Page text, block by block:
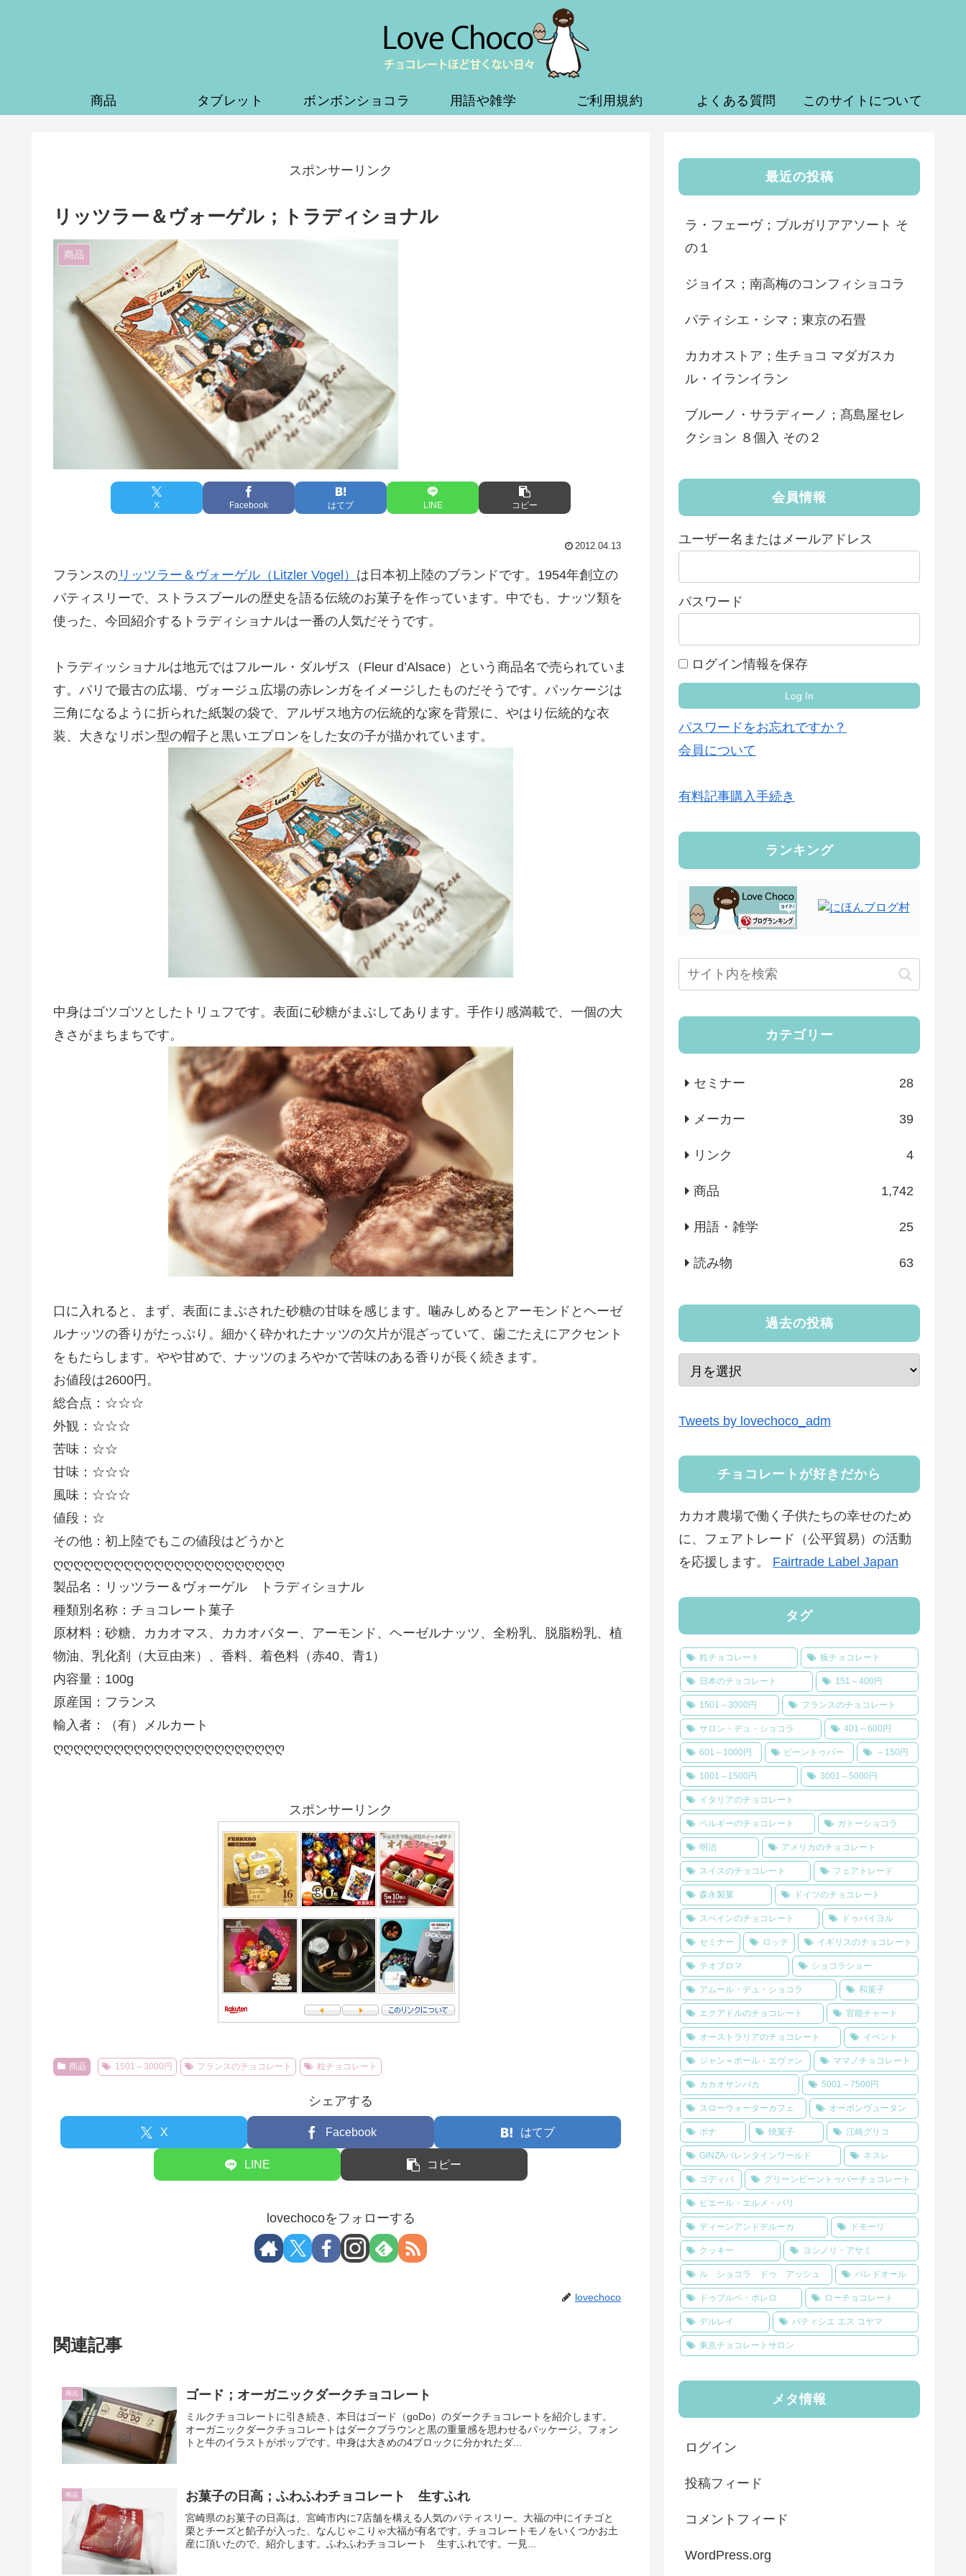
商品 タブレット ボンボンショコラ 用語や雑学 ご利用規約 よくある質問 このサイトについて
スポンサーリンク
リッツラー＆ヴォーゲル；トラディショナル
商品
X Facebook はてブ LINE コピー
2012.04.13
フランスの リッツラー＆ヴォーゲル（Litzler Vogel） は日本初上陸のブランドです。1954年創立の
パティスリーで、ストラスブールの歴史を語る伝統のお菓子を作っています。中でも、ナッツ類を
使った、今回紹介するトラディショナルは一番の人気だそうです。
トラディッショナルは地元ではフルール・ダルザス（Fleur d’Alsace）という商品名で売られていま
す。パリで最古の広場、ヴォージュ広場の赤レンガをイメージしたものだそうです。パッケージは
三角になるように折られた紙製の袋で、アルザス地方の伝統的な家を背景に、やはり伝統的な衣
装、大きなリボン型の帽子と黒いエプロンをした女の子が描かれています。
中身はゴツゴツとしたトリュフです。表面に砂糖がまぶしてあります。手作り感満載で、一個の大
きさがまちまちです。
口に入れると、まず、表面にまぶされた砂糖の甘味を感じます。噛みしめるとアーモンドとヘーゼ
ルナッツの香りがたっぷり。細かく砕かれたナッツの欠片が混ざっていて、歯ごたえにアクセント
をもたらします。やや甘めで、ナッツのまろやかで苦味のある香りが長く続きます。
お値段は2600円。
総合点：☆☆☆
外観：☆☆☆
苦味：☆☆
甘味：☆☆☆
風味：☆☆☆
値段：☆
その他：初上陸でもこの値段はどうかと
ღღღღღღღღღღღღღღღღღღღღღღღ
製品名：リッツラー＆ヴォーゲル トラディショナル
種類別名称：チョコレート菓子
原材料：砂糖、カカオマス、カカオバター、アーモンド、ヘーゼルナッツ、全粉乳、脱脂粉乳、植
物油、乳化剤（大豆由来）、香料、着色料（赤40、青1）
内容量：100g
原産国：フランス
輸入者：（有）メルカート
ღღღღღღღღღღღღღღღღღღღღღღღ
スポンサーリンク
商品 1501～3000円 フランスのチョコレート 粒チョコレート
シェアする
X Facebook はてブ
LINE コピー
lovechocoをフォローする
lovechoco
関連記事
商品 ゴード；オーガニックダークチョコレート
ミルクチョコレートに引き続き、本日はゴード（goDo）のダークチョコレートを紹介します。
オーガニックダークチョコレートはダークブラウンと黒の重量感を思わせるパッケージ。フォン
トと牛のイラストがポップです。中身は大きめの4ブロックに分かれたダ...
商品 お菓子の日高；ふわふわチョコレート 生すふれ
宮崎県のお菓子の日高は、宮崎市内に7店舗を構える人気のパティスリー。大福の中にイチゴと
栗とチーズと餡子が入った、なんじゃこりゃ大福が有名です。チョコレートモノをいくつかお土
産に頂いたので、紹介します。ふわふわチョコレート 生すふれです。一見...
最近の投稿
ラ・フェーヴ；ブルガリアアソート そ
の１
ジョイス；南高梅のコンフィショコラ
パティシエ・シマ；東京の石畳
カカオストア；生チョコ マダガスカ
ル・イランイラン
ブルーノ・サラディーノ；髙島屋セレ
クション ８個入 その２
会員情報
ユーザー名またはメールアドレス
パスワード
ログイン情報を保存
パスワードをお忘れですか？
会員について
有料記事購入手続き
ランキング
カテゴリー
セミナー 28
メーカー 39
リンク 4
商品 1,742
用語・雑学 25
読み物 63
過去の投稿
Tweets by lovechoco_adm
チョコレートが好きだから
カカオ農場で働く子供たちの幸せのため
に、フェアトレード（公平貿易）の活動
を応援します。 Fairtrade Label Japan
タグ
粒チョコレート 板チョコレート
日本のチョコレート 151～400円
1501～3000円 フランスのチョコレート
サロン・デュ・ショコラ 401～600円
601～1000円 ビーントゥバー ～150円
1001～1500円 3001～5000円
イタリアのチョコレート
ベルギーのチョコレート ガトーショコラ
明治 アメリカのチョコレート
スイスのチョコレート フェアトレード
森永製菓 ドイツのチョコレート
スペインのチョコレート ドゥバイヨル
セミナー ロッテ イギリスのチョコレート
テオブロマ ショコラショー
アムール・デュ・ショコラ 和菓子
エクアドルのチョコレート 官能チャート
オーストラリアのチョコレート イベント
ジャン＝ポール・エヴァン ママノチョコレート
カカオサンパカ 5001～7500円
スローウォーターカフェ オーボンヴュータン
ボナ 焼菓子 江崎グリコ
GINZAバレンタインワールド ネスレ
ゴディバ グリーンビーントゥバーチョコレート
ピエール・エルメ・パリ
ディーンアンドデルーカ ドモーリ
クッキー ヨシノリ・アサミ
ル ショコラ ドゥ アッシュ パレドオール
ドゥブルベ・ボレロ ローチョコレート
デルレイ パティシエ エス コヤマ
東京チョコレートサロン
メタ情報
ログイン
投稿フィード
コメントフィード
WordPress.org